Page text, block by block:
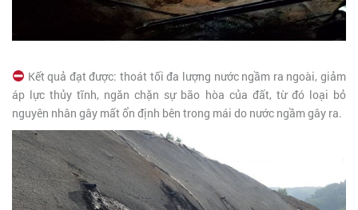
Kết quả đạt được: thoát tối đa lượng nước ngầm ra ngoài, giảm
áp lực thủy tĩnh, ngăn chặn sự bão hòa của đất, từ đó loại bỏ
nguyên nhân gây mất ổn định bên trong mái do nước ngầm gây ra.